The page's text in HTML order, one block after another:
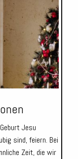
Jesu
sind, feiern. Bei
Zeit, die wir